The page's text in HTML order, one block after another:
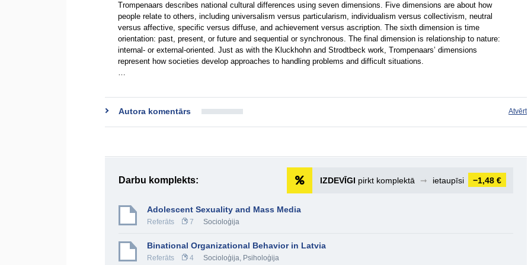
Trompenaars describes national cultural differences using seven dimensions. Five dimensions are about how
people relate to others, including universalism versus particularism, individualism versus collectivism, neutral
versus affective, specific versus diffuse, and achievement versus ascription. The sixth dimension is time
orientation: past, present, or future and sequential or synchronous. The final dimension is relationship to nature:
internal- or external-oriented. Just as with the Kluckhohn and Strodtbeck work, Trompenaars’ dimensions
represent how societies develop approaches to handling problems and difficult situations.
…
Autora komentārs Atvērt
Darbu komplekts: IZDEVĪGI pirkt komplektā ➞ ietaupīsi −1,48 €
Adolescent Sexuality and Mass Media
Referāts 7 Socioloģija
Binational Organizational Behavior in Latvia
Referāts 4 Socioloģija, Psiholoģija